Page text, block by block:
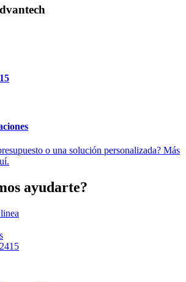
o una solución personalizada? Más
ayudarte?